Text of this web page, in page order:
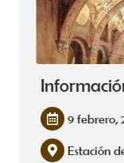
9 febrero,
Estación